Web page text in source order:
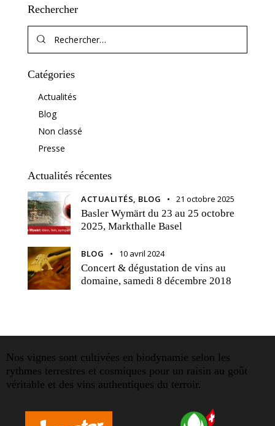
Rechercher
Catégories
Actualités
Blog
Non classé
Presse
Actualités récentes
ACTUALITÉS, BLOG 21 octobre 2025
Basler Wymärt du 23 au 25 octobre
2025, Markthalle Basel
BLOG 10 avril 2024
Concert & dégustation de vins au
domaine, samedi 8 décembre 2018
Nos vignes sont cultivées en biodynamie selon les
rythmes terrestres et cosmiques pour un raisin au goût
véritable et des vins authentiques du terroir.